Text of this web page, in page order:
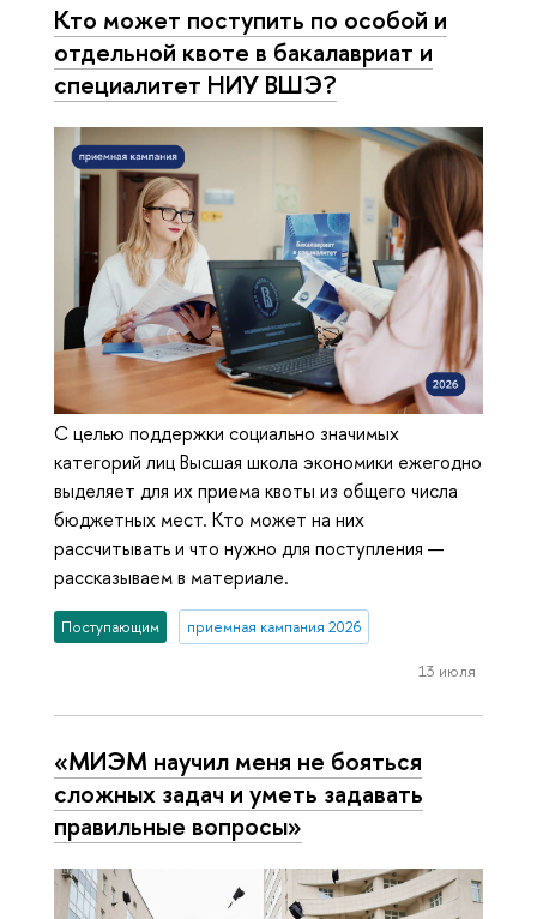
Кто может поступить по особой и
отдельной квоте в бакалавриат и
специалитет НИУ ВШЭ?
С целью поддержки социально значимых
категорий лиц Высшая школа экономики ежегодно
выделяет для их приема квоты из общего числа
бюджетных мест. Кто может на них
рассчитывать и что нужно для поступления —
рассказываем в материале.
Поступающим приемная кампания 2026
13 июля
«МИЭМ научил меня не бояться
сложных задач и уметь задавать
правильные вопросы»